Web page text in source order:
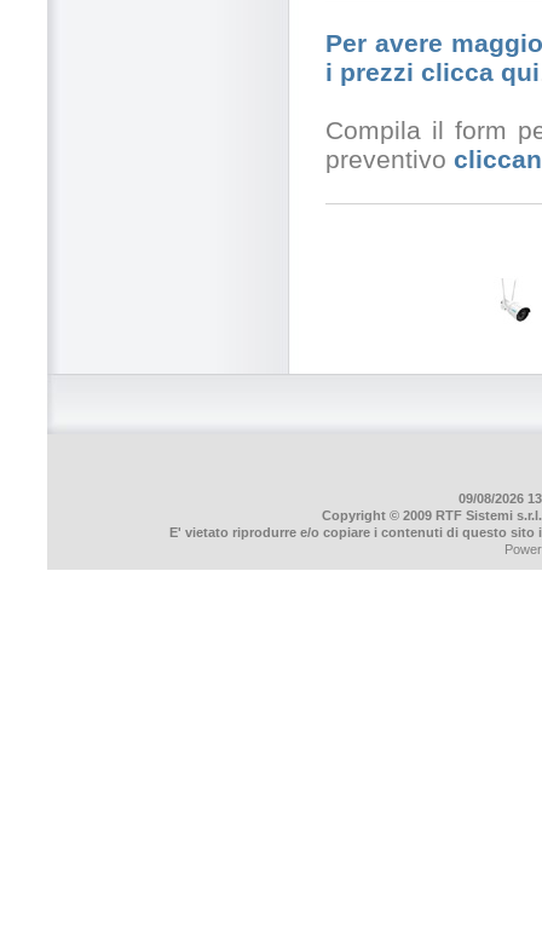
Per avere
i prezzi clicca qui
Compila il form
preventivo
09/08/2026
Copyright © 2009 RTF Sistemi
E' vietato riprodurre e/o copiare i contenuti di questo